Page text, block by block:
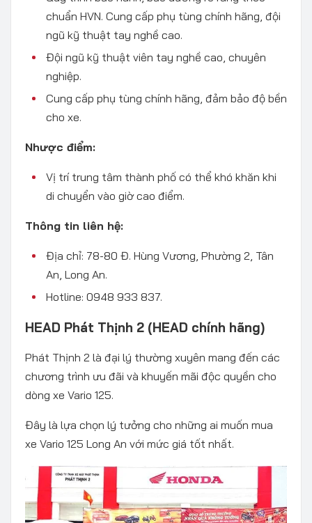
chuẩn HVN. Cung cấp phụ tùng chính hãng, đội
ngũ kỹ thuật tay nghề cao.
Đội ngũ kỹ thuật viên tay nghề cao, chuyên
nghiệp.
Cung cấp phụ tùng chính hãng, đảm bảo độ bền
cho xe.
Nhược điểm:
Vị trí trung tâm thành phố có thể khó khăn khi
di chuyển vào giờ cao điểm.
Thông tin liên hệ:
Địa chỉ: 78-80 Đ. Hùng Vương, Phường 2, Tân
An, Long An.
Hotline: 0948 933 837.
HEAD Phát Thịnh 2 (HEAD chính hãng)
Phát Thịnh 2 là đại lý thường xuyên mang đến các
chương trình ưu đãi và khuyến mãi độc quyền cho
dòng xe Vario 125.
Đây là lựa chọn lý tưởng cho những ai muốn mua
xe Vario 125 Long An với mức giá tốt nhất.